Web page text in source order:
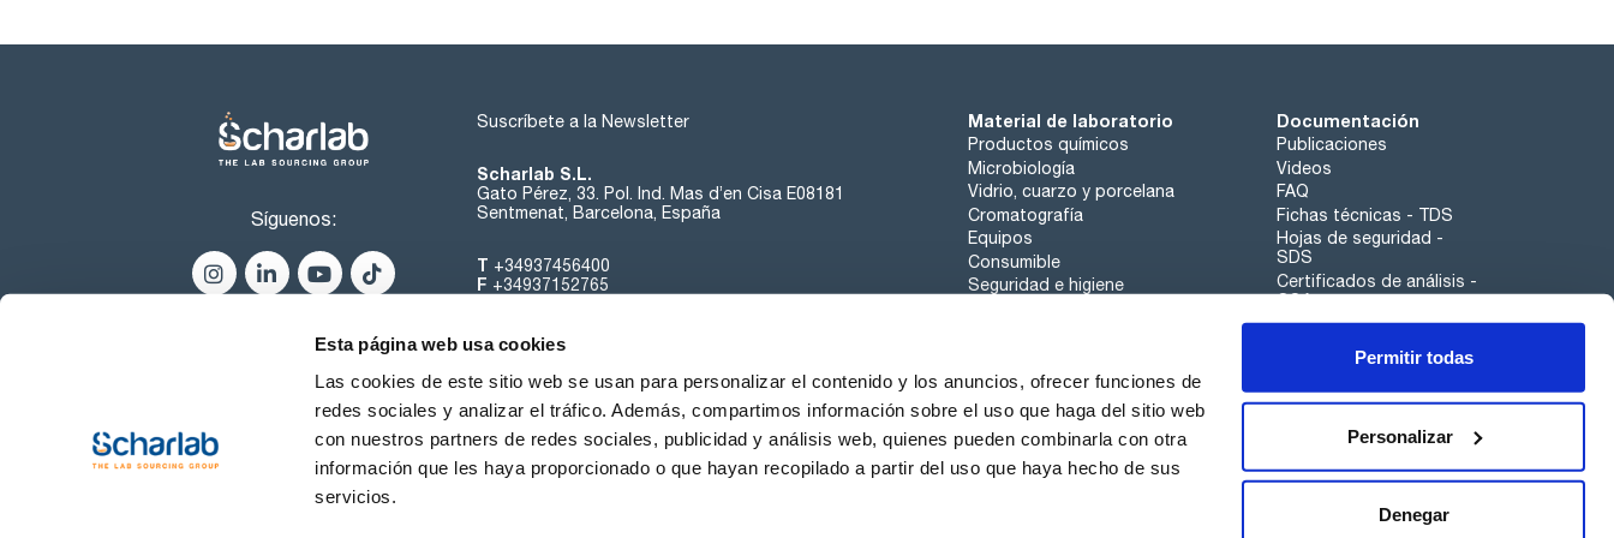
Esta página web usa cookies
Las cookies de este sitio web se usan para personalizar el contenido y los anuncios, ofrecer funciones de
redes sociales y analizar el tráfico. Además, compartimos información sobre el uso que haga del sitio web
con nuestros partners de redes sociales, publicidad y análisis web, quienes pueden combinarla con otra
información que les haya proporcionado o que hayan recopilado a partir del uso que haya hecho de sus
servicios.
Permitir todas
Personalizar
Denegar
Síguenos:
Suscríbete a la Newsletter
Scharlab S.L.
Gato Pérez, 33. Pol. Ind. Mas d’en Cisa E08181
Sentmenat, Barcelona, España
T +34937456400
F +34937152765
Material de laboratorio
Productos químicos
Microbiología
Vidrio, cuarzo y porcelana
Cromatografía
Equipos
Consumible
Seguridad e higiene
Documentación
Publicaciones
Videos
FAQ
Fichas técnicas - TDS
Hojas de seguridad -
SDS
Certificados de análisis -
COA
Aplicaciones
Canal de denuncias
Sobre nosotros Contacta
Condiciones de Uso